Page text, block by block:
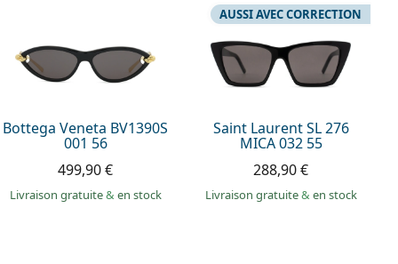
Bottega Veneta BV1390S
001 56
499,90 €
Livraison gratuite& en stock
Saint Laurent SL 276
MICA 032 55
AUSSI AVEC CORRECTION
288,90 €
Livraison gratuite& en stock